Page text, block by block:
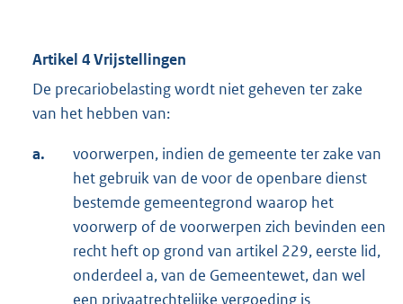
Artikel 4 Vrijstellingen
De precariobelasting wordt niet geheven ter zake
van het hebben van:
a.
voorwerpen, indien de gemeente ter zake van
het gebruik van de voor de openbare dienst
bestemde gemeentegrond waarop het
voorwerp of de voorwerpen zich bevinden een
recht heft op grond van artikel 229, eerste lid,
onderdeel a, van de Gemeentewet, dan wel
een privaatrechtelijke vergoeding is